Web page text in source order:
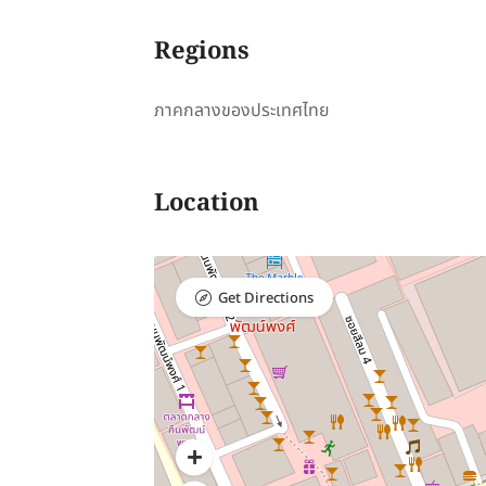
Regions
ภาคกลางของประเทศไทย
Location
Get Directions